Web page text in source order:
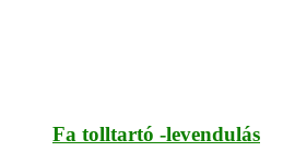
Fa tolltartó -levendulás